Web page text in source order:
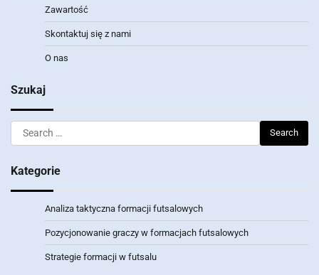
Zawartość
Skontaktuj się z nami
O nas
Szukaj
Search
for:
Kategorie
Analiza taktyczna formacji futsalowych
Pozycjonowanie graczy w formacjach futsalowych
Strategie formacji w futsalu